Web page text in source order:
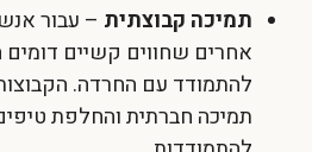
תמיכה קבוצתית – עבור
אחרים שחווים קשיים
להתמודד עם החרדה.
תמיכה חברתית והחלפת